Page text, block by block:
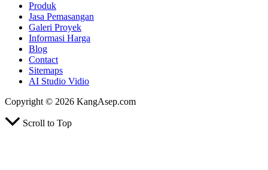
Produk
Jasa Pemasangan
Galeri Proyek
Informasi Harga
Blog
Contact
Sitemaps
AI Studio Vidio
Copyright © 2026 KangAsep.com
Scroll to Top